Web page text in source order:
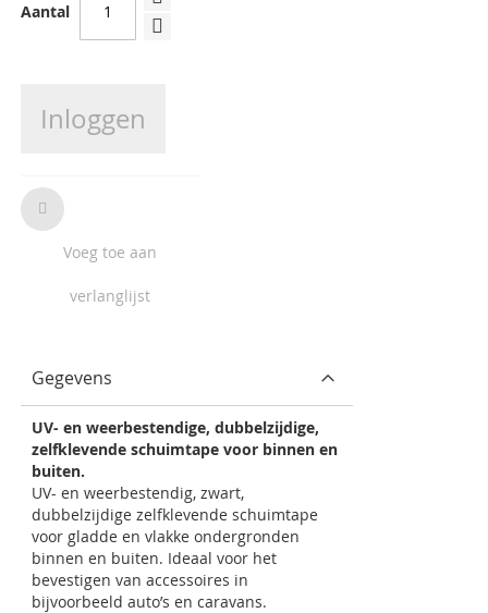
Aantal
Inloggen
Voeg toe aan
verlanglijst
Gegevens
UV- en weerbestendige, dubbelzijdige,
zelfklevende schuimtape voor binnen en
buiten.
UV- en weerbestendig, zwart,
dubbelzijdige zelfklevende schuimtape
voor gladde en vlakke ondergronden
binnen en buiten. Ideaal voor het
bevestigen van accessoires in
bijvoorbeeld auto’s en caravans.